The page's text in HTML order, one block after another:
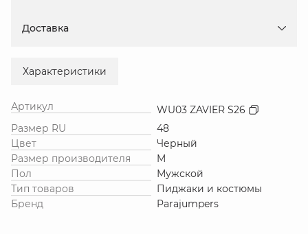
Доставка
Характеристики
Артикул
WU03 ZAVIER S26
Размер RU
48
Цвет
Черный
Размер производителя
M
Пол
Мужской
Тип товаров
Пиджаки и костюмы
Бренд
Parajumpers